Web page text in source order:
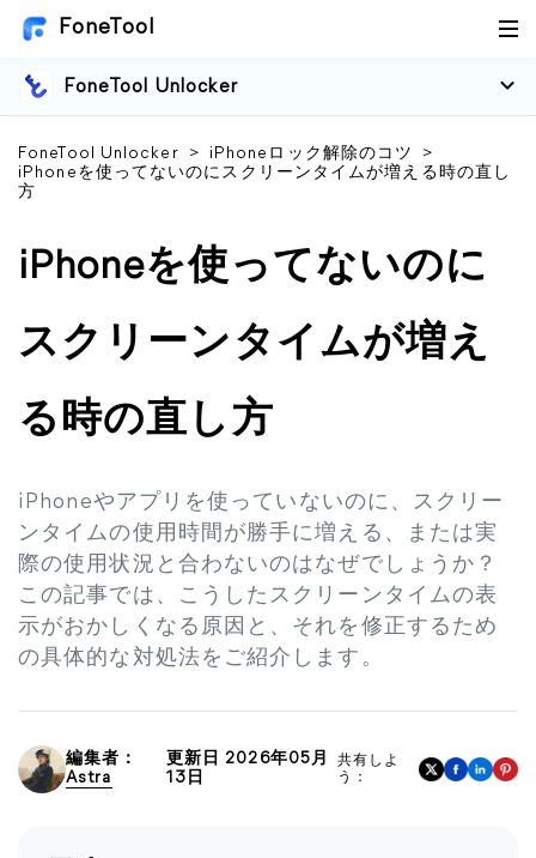
FoneTool
FoneTool Unlocker
FoneTool Unlocker > iPhoneロック解除のコツ
>
iPhoneを使ってないのにスクリーンタイムが増える時の直し
方
iPhoneを使ってないのに
スクリーンタイムが増え
る時の直し方
iPhoneやアプリを使っていないのに、スクリー
ンタイムの使用時間が勝手に増える、または実
際の使用状況と合わないのはなぜでしょうか？
この記事では、こうしたスクリーンタイムの表
示がおかしくなる原因と、それを修正するため
の具体的な対処法をご紹介します。
編集者：
Astra
更新日 2026年05月
13日
共有しよ
う：